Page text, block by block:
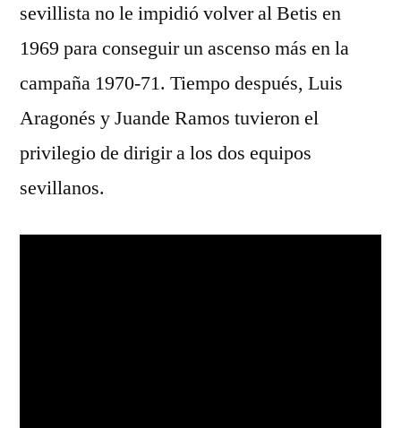
sevillista no le impidió volver al Betis en
1969 para conseguir un ascenso más en la
campaña 1970-71. Tiempo después, Luis
Aragonés y Juande Ramos tuvieron el
privilegio de dirigir a los dos equipos
sevillanos.